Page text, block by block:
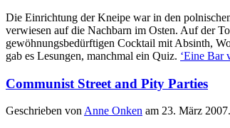
Die Einrichtung der Kneipe war in den
verwiesen auf die Nachbarn im Osten. Auf der
gewöhnungsbedürftigen Cocktail mit Absinth,
gab es Lesungen, manchmal ein Quiz. ‘Eine Bar
Communist Street and Pity Parties
Geschrieben von Anne Onken am 23. März 2007.